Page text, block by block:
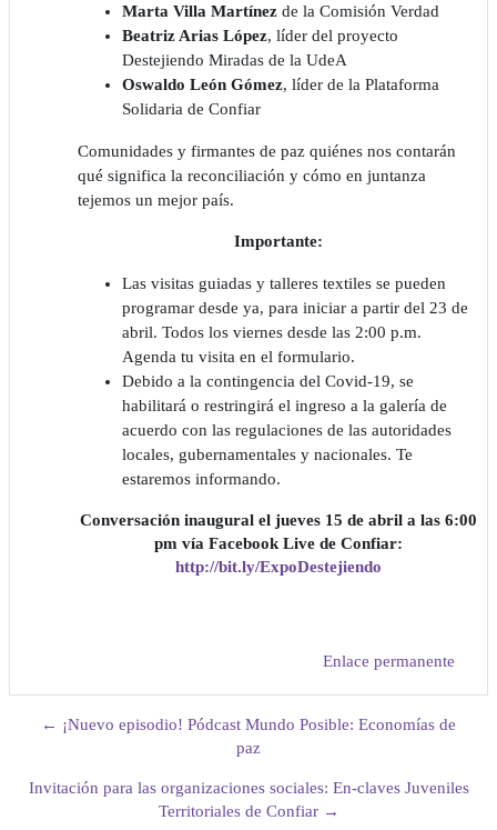
Marta Villa Martínez de la Comisión Verdad
Beatriz Arias López, líder del proyecto
Destejiendo Miradas de la UdeA
Oswaldo León Gómez, líder de la Plataforma
Solidaria de Confiar
Comunidades y firmantes de paz quiénes nos contarán
qué significa la reconciliación y cómo en juntanza
tejemos un mejor país.
Importante:
Las visitas guiadas y talleres textiles se pueden
programar desde ya, para iniciar a partir del 23 de
abril. Todos los viernes desde las 2:00 p.m.
Agenda tu visita en el formulario.
Debido a la contingencia del Covid-19, se
habilitará o restringirá el ingreso a la galería de
acuerdo con las regulaciones de las autoridades
locales, gubernamentales y nacionales. Te
estaremos informando.
Conversación inaugural el jueves 15 de abril a las 6:00
pm vía Facebook Live de Confiar:
http://bit.ly/ExpoDestejiendo
Enlace permanente
← ¡Nuevo episodio! Pódcast Mundo Posible: Economías de
paz
Invitación para las organizaciones sociales: En-claves Juveniles
Territoriales de Confiar →